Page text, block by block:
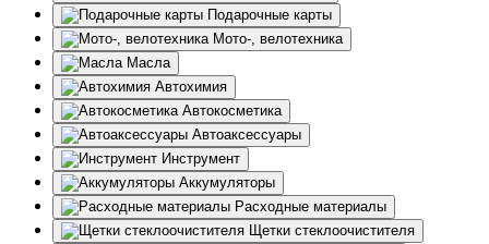
Подарочные карты
Мото-, велотехника
Масла
Автохимия
Автокосметика
Автоаксессуары
Инструмент
Аккумуляторы
Расходные материалы
Щетки стеклоочистителя